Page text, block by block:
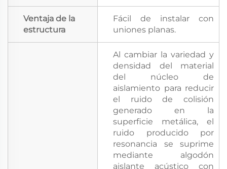
Ventaja de la
estructura
Fácil de instalar con
uniones planas.
Al cambiar la variedad y
densidad del material
del núcleo de
aislamiento para reducir
el ruido de colisión
generado en la
superficie metálica, el
ruido producido por
resonancia se suprime
mediante algodón
aislante acústico con